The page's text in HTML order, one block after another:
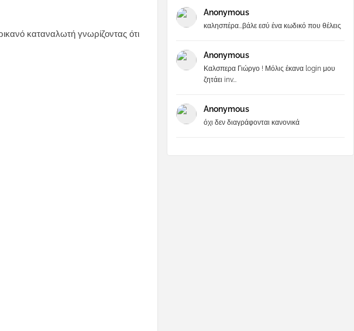
καταναλωτή γνωρίζοντας ότι
Anonymous
καλησπέρα...βάλε εσύ ένα κωδικό που θέλεις
Anonymous
Καλσπερα Γιώργο ! Μόλις έκανα login μου
ζητάει inv...
Anonymous
όχι δεν διαγράφονται κανονικά